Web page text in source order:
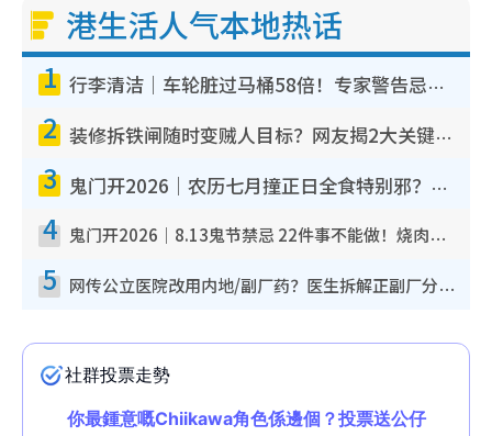
港生活人气本地热话
1 行李清洁｜车轮脏过马桶58倍！专家警告忌用酒精擦 教1招免脏手除菌
2 装修拆铁闸随时变贼人目标？网友揭2大关键用途：装新款等于白装？附新旧铁闸分别
3 鬼门开2026｜农历七月撞正日全食特别邪？专家警告切忌做一事！揭4大禁忌+2招保平安
4 鬼门开2026｜8.13鬼节禁忌 22件事不能做！烧肉、刺身要少食？半夜勿吹口哨/打给个电话
5 网传公立医院改用内地/副厂药？医生拆解正副厂分别，揭4类人换药随时出事